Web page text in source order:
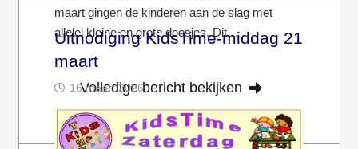
maart gingen de kinderen aan de slag met
allelei kleine en grote doosjes. Dit…
Volledige bericht bekijken
Uitnodiging KidsTime-middag 21
maart
16 maart 2026